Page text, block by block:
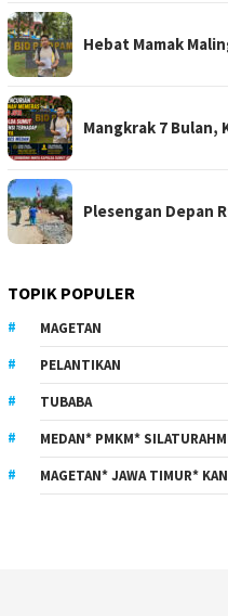
Hebat Mamak
Mangkrak 7 Bulan,
Plesengan Depan
TOPIK POPULER
MAGETAN
PELANTIKAN
TUBABA
MEDAN* PMKM*
MAGETAN* JAWA TIMUR*